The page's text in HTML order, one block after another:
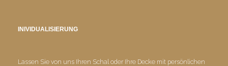
INIVIDUALISIERUNG
Lassen Sie von uns Ihren Schal oder Ihre Decke mit persönlichen